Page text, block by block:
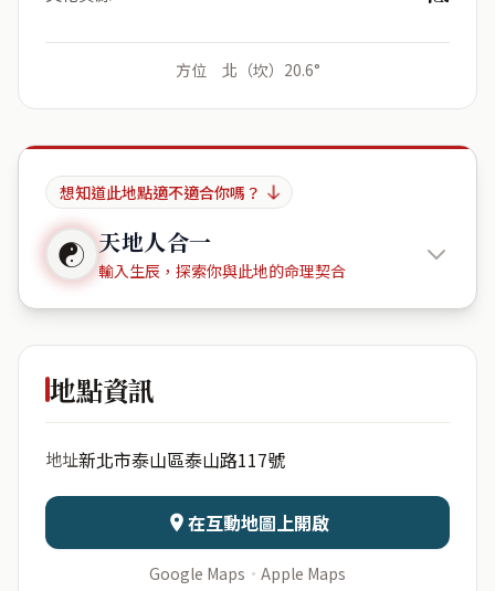
方位 北（坎）20.6°
想知道此地點適不適合你嗎？
☯ 天地人合一
輸入生辰，探索你與此地的命理契合
麗池樂章
日期 出生時辰
地點資訊
地址新北市泰山區泰山路117號
在互動地圖上開啟
Google Maps · Apple Maps